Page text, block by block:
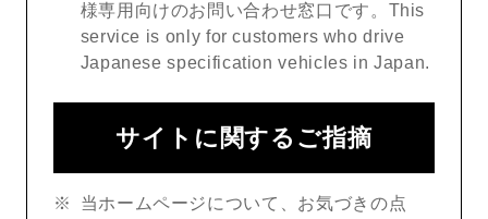
様専用向けのお問い合わせ窓口です。This
service is only for customers who drive
Japanese specification vehicles in Japan.
サイトに関するご指摘
当ホームページについて、お気づきの点